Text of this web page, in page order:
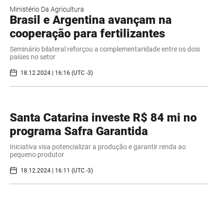
Ministério Da Agricultura
Brasil e Argentina avançam na
cooperação para fertilizantes
Seminário bilateral reforçou a complementaridade entre os dois
países no setor
18.12.2024 | 16:16 (UTC -3)
Santa Catarina investe R$ 84 mi no
programa Safra Garantida
Iniciativa visa potencializar a produção e garantir renda ao
pequeno produtor
18.12.2024 | 16:11 (UTC -3)